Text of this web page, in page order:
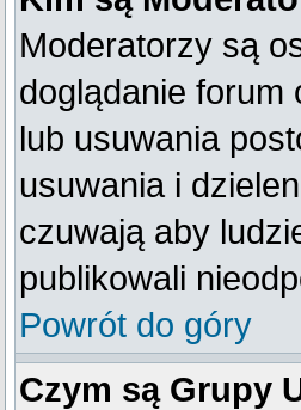
Moderatorzy są
doglądanie forum
lub usuwania
usuwania i
czuwają aby
publikowali
Powrót do góry
Czym są Grupy